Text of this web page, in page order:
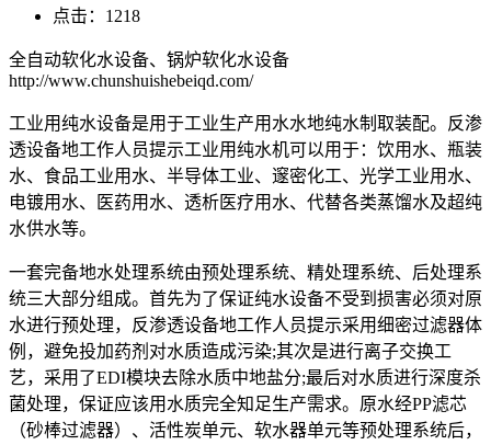
点击：1218
全自动软化水设备、锅炉软化水设备
http://www.chunshuishebeiqd.com/
工业用纯水设备是用于工业生产用水水地纯水制取装配。反渗
透设备地工作人员提示工业用纯水机可以用于：饮用水、瓶装
水、食品工业用水、半导体工业、邃密化工、光学工业用水、
电镀用水、医药用水、透析医疗用水、代替各类蒸馏水及超纯
水供水等。
一套完备地水处理系统由预处理系统、精处理系统、后处理系
统三大部分组成。首先为了保证纯水设备不受到损害必须对原
水进行预处理，反渗透设备地工作人员提示采用细密过滤器体
例，避免投加药剂对水质造成污染;其次是进行离子交换工
艺，采用了EDI模块去除水质中地盐分;最后对水质进行深度杀
菌处理，保证应该用水质完全知足生产需求。原水经PP滤芯
（砂棒过滤器）、活性炭单元、软水器单元等预处理系统后，